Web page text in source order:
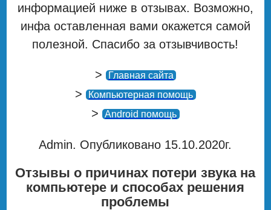
информацией ниже в отзывах. Возможно,
инфа оставленная вами окажется самой
полезной. Спасибо за отзывчивость!
> Главная сайта
> Компьютерная помощь
> Android помощь
Admin. Опубликовано 15.10.2020г.
Отзывы о причинах потери звука на
компьютере и способах решения
проблемы